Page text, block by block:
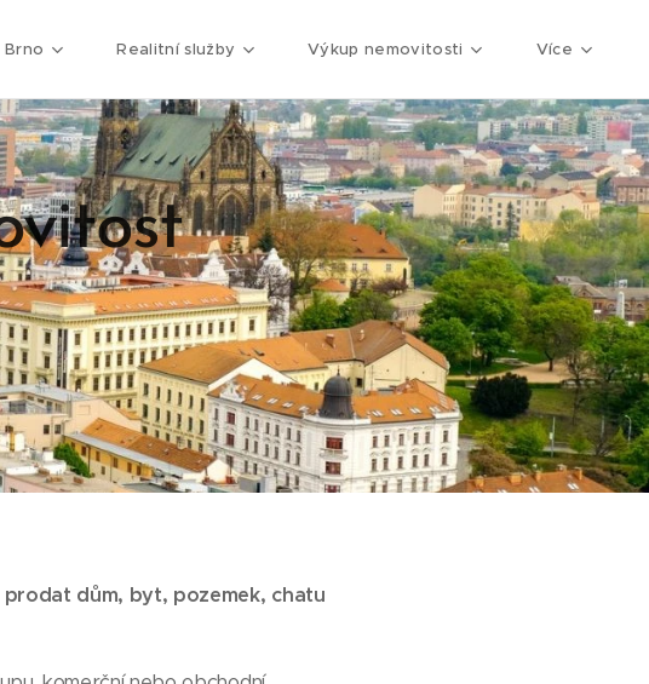
Realitní služby Výkup nemovitosti Více
dům, byt, pozemek, chatu